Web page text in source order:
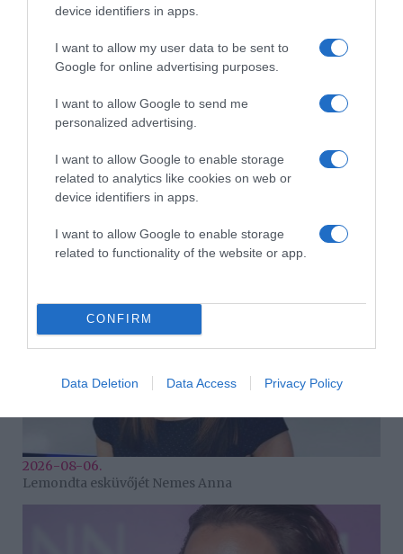
device identifiers in apps.
I want to allow my user data to be sent to
Google for online advertising purposes.
I want to allow Google to send me
personalized advertising.
I want to allow Google to enable storage
related to analytics like cookies on web or
device identifiers in apps.
I want to allow Google to enable storage
related to functionality of the website or app.
CONFIRM
Data Deletion Data Access Privacy Policy
2026-08-06.
2026-08-06.
Lemondta esküvőjét Nemes Anna